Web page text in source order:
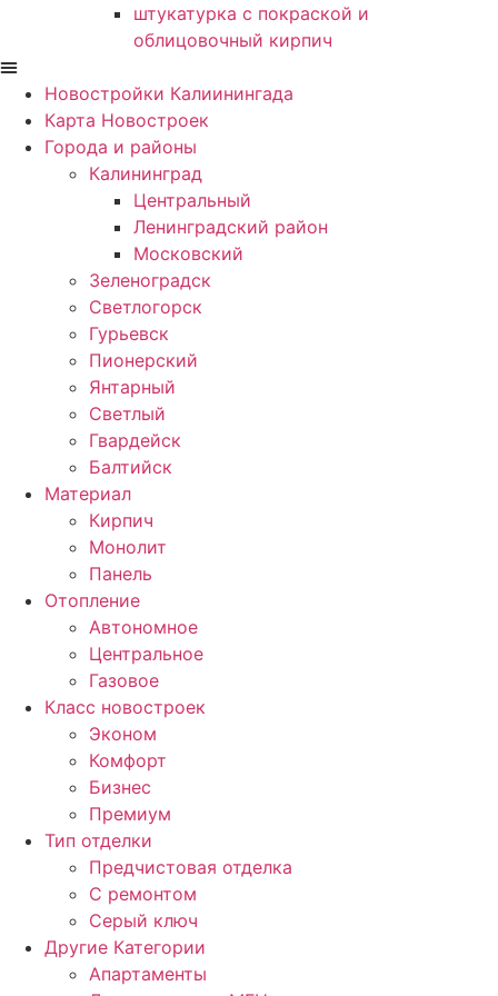
штукатурка с покраской и
облицовочный кирпич
Новостройки Калиинингада
Карта Новостроек
Города и районы
Калининград
Центральный
Ленинградский район
Московский
Зеленоградск
Светлогорск
Гурьевск
Пионерский
Янтарный
Светлый
Гвардейск
Балтийск
Материал
Кирпич
Монолит
Панель
Отопление
Автономное
Центральное
Газовое
Класс новостроек
Эконом
Комфорт
Бизнес
Премиум
Тип отделки
Предчистовая отделка
С ремонтом
Серый ключ
Другие Категории
Апартаменты